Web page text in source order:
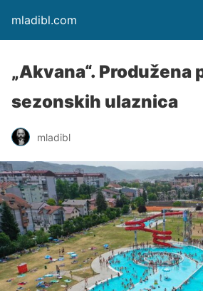
mladibl.com
„Akvana“. Produžena
sezonskih ulaznica
mladibl